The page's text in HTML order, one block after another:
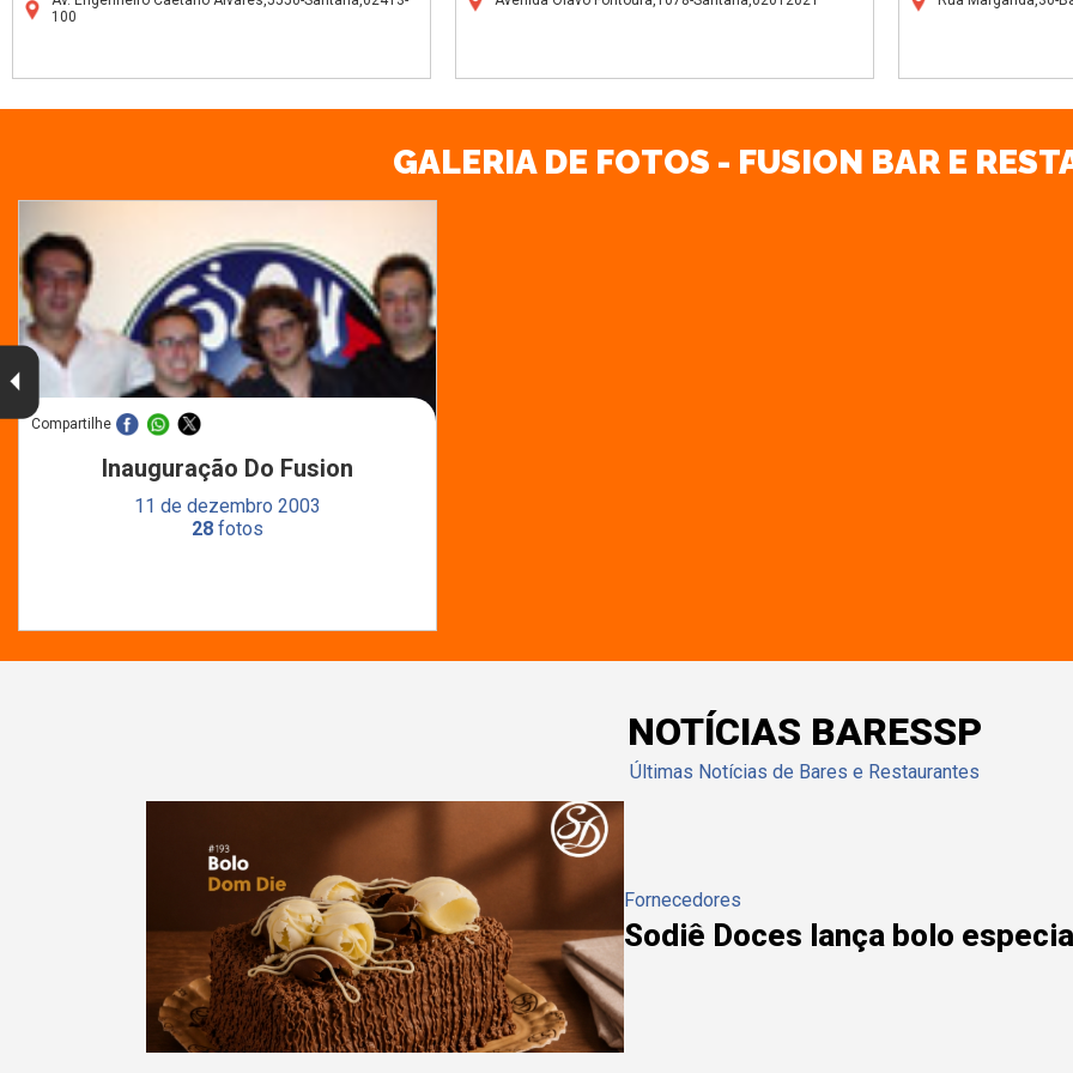
100
GALERIA DE FOTOS - FUSION BAR E
Compartilhe
Inauguração Do Fusion
11 de dezembro 2003
28 fotos
NOTÍCIAS BARESSP
Últimas Notícias de Bares e Restaurantes
Fornecedores
Sodiê Doces lança bolo